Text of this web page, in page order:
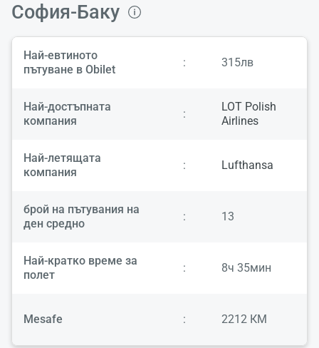
София-Баку
Най-евтиното
пътуване в Obilet
: 315лв
Най-достъпната
компания
:
LOT Polish
Airlines
Най-летящата
компания
: Lufthansa
брой на пътувания на
ден средно
: 13
Най-кратко време за
полет
: 8ч 35мин
Mesafe : 2212 КМ